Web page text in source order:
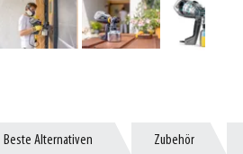
Beste Alternativen
Beste Alternativen Zubehör
Zubehör